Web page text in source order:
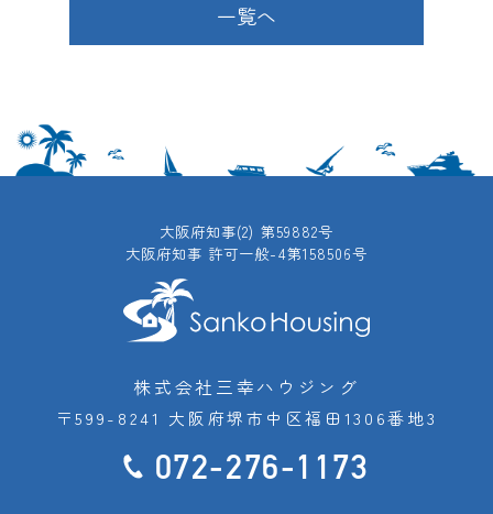
一覧へ
大阪府知事(2) 第59882号
大阪府知事 許可一般-4第158506号
株式会社三幸ハウジング
〒599-8241 大阪府堺市中区福田1306番地3
072-276-1173